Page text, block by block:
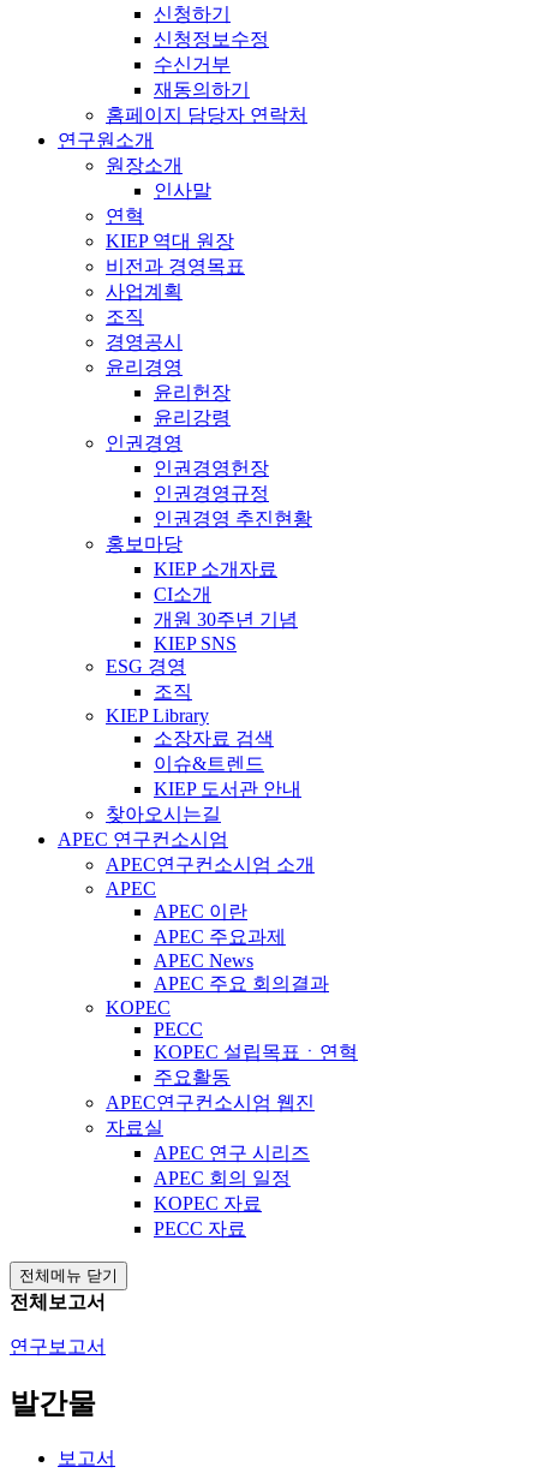
신청하기
신청정보수정
수신거부
재동의하기
홈페이지 담당자 연락처
연구원소개
원장소개
인사말
연혁
KIEP 역대 원장
비전과 경영목표
사업계획
조직
경영공시
윤리경영
윤리헌장
윤리강령
인권경영
인권경영헌장
인권경영규정
인권경영 추진현황
홍보마당
KIEP 소개자료
CI소개
개원 30주년 기념
KIEP SNS
ESG 경영
조직
KIEP Library
소장자료 검색
이슈&트렌드
KIEP 도서관 안내
찾아오시는길
APEC 연구컨소시엄
APEC연구컨소시엄 소개
APEC
APEC 이란
APEC 주요과제
APEC News
APEC 주요 회의결과
KOPEC
PECC
KOPEC 설립목표ㆍ연혁
주요활동
APEC연구컨소시엄 웹진
자료실
APEC 연구 시리즈
APEC 회의 일정
KOPEC 자료
PECC 자료
전체메뉴 닫기
전체보고서
연구보고서
발간물
보고서